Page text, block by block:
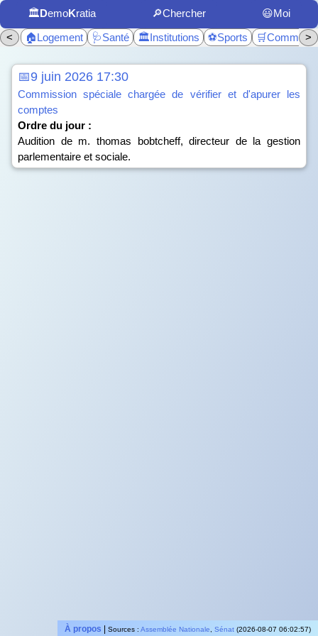
🏛️DemoKratia 🔎Chercher
😃Moi
<
🏠Logement 🩺Santé 🏛️Institutions ⚽Sports >
📅9 juin 2026 17:30
Commission spéciale chargée de vérifier et d'apurer les
comptes
Ordre du jour :
Audition de m. thomas bobtcheff, directeur de la gestion
parlementaire et sociale.
À propos Sources : Assemblée Nationale Sénat (2026-08-07 06:02:57)